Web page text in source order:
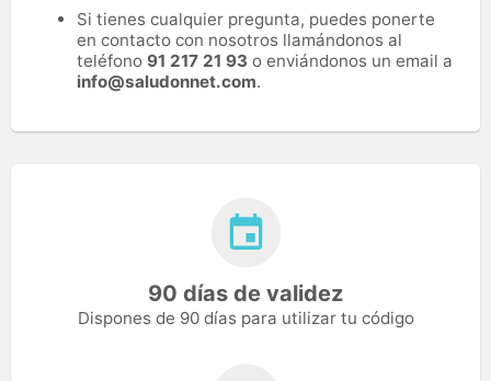
Si tienes cualquier pregunta, puedes ponerte
en contacto con nosotros llamándonos al
teléfono 91 217 21 93 o enviándonos un email a
info@saludonnet.com.
90 días de validez
Dispones de 90 días para utilizar tu código